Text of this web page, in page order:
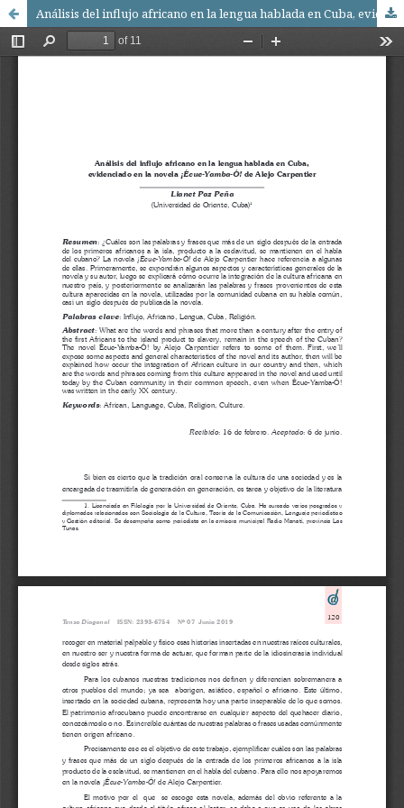
Análisis del influjo africano en la lengua hablada en Cuba, evidenciado en la novela ¡Écue-Yamba-Ó! de Alejo Carpentier